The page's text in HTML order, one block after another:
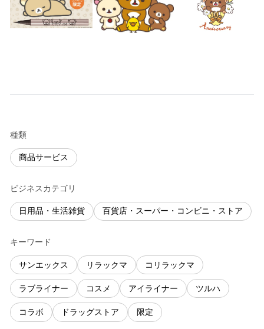
種類
商品サービス
ビジネスカテゴリ
日用品・生活雑貨 百貨店・スーパー・コンビニ・ストア
キーワード
サンエックス リラックマ コリラックマ
ラブライナー コスメ アイライナー ツルハ
コラボ ドラッグストア 限定